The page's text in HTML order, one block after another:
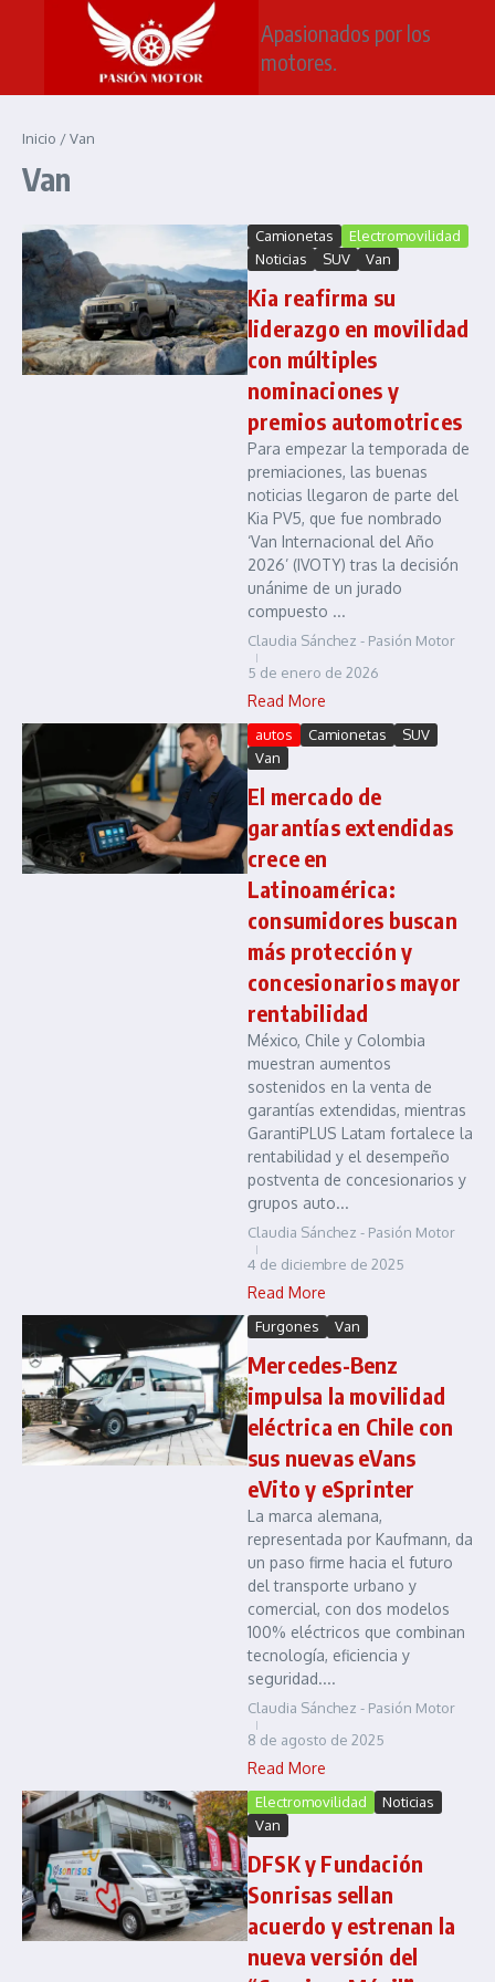
Saltar al contenido
Apasionados por los
motores.
Inicio /Van
Van
Camionetas
Electromovilidad
Noticias
SUV Van
Kia reafirma su
liderazgo en movilidad
con múltiples
nominaciones y
premios automotrices
Para empezar la temporada de
premiaciones, las buenas
noticias llegaron de parte del
Kia PV5, que fue nombrado
‘Van Internacional del Año
2026’ (IVOTY) tras la decisión
unánime de un jurado
compuesto ...
Claudia Sánchez - Pasión Motor
5 de enero de 2026
Read More
autos Camionetas
SUV
Van
El mercado de
garantías extendidas
crece en
Latinoamérica:
consumidores buscan
más protección y
concesionarios mayor
rentabilidad
México, Chile y Colombia
muestran aumentos
sostenidos en la venta de
garantías extendidas, mientras
GarantiPLUS Latam fortalece la
rentabilidad y el desempeño
postventa de concesionarios y
grupos auto...
Claudia Sánchez - Pasión Motor
4 de diciembre de 2025
Read More
Furgones Van
Mercedes-Benz
impulsa la movilidad
eléctrica en Chile con
sus nuevas eVans
eVito y eSprinter
La marca alemana,
representada por Kaufmann, da
un paso firme hacia el futuro
del transporte urbano y
comercial, con dos modelos
100% eléctricos que combinan
tecnología, eficiencia y
seguridad....
Claudia Sánchez - Pasión Motor
8 de agosto de 2025
Read More
Electromovilidad
Noticias
Van
DFSK y Fundación
Sonrisas sellan
acuerdo y estrenan la
nueva versión del